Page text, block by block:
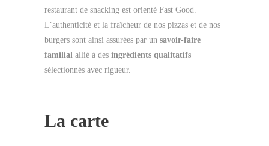
restaurant de snacking est orienté Fast Good.
L’authenticité et la fraîcheur de nos pizzas et de nos
burgers sont ainsi assurées par un savoir-faire
familial allié à des ingrédients qualitatifs
sélectionnés avec rigueur.
La carte